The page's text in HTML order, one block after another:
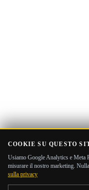
COOKIE SU QUESTO
Usiamo Google Analytics e Meta
misurare il nostro marketing.
sulla privacy